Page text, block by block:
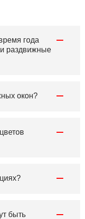
года
раздвижные
окон?
быть